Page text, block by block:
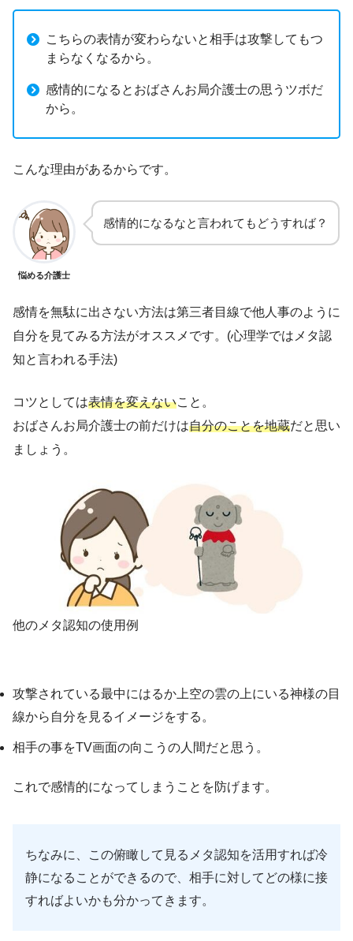
こちらの表情が変わらないと相手は攻撃してもつ
まらなくなるから。
感情的になるとおばさんお局介護士の思うツボだ
から。
こんな理由があるからです。
悩める介護士
感情的になるなと言われてもどうすれば？
感情を無駄に出さない方法は第三者目線で他人事のように
自分を見てみる方法がオススメです。(心理学ではメタ認
知と言われる手法)
コツとしては表情を変えないこと。
おばさんお局介護士の前だけは自分のことを地蔵だと思い
ましょう。
他のメタ認知の使用例
攻撃されている最中にはるか上空の雲の上にいる神様の目
線から自分を見るイメージをする。
相手の事をTV画面の向こうの人間だと思う。
これで感情的になってしまうことを防げます。
ちなみに、この俯瞰して見るメタ認知を活用すれば冷
静になることができるので、相手に対してどの様に接
すればよいかも分かってきます。